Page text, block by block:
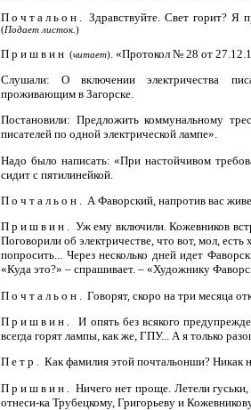
Почтальон. Здравствуйте. Свет горит? Я
(Подает листок.)
Пришвин (читает) . «Протокол № 28 от
Слушали: О включении электричества
проживающим в Загорске.
Постановили: Предложить коммунальному
писателей по одной электрической лампе».
Надо было написать: «При настойчивом
сидит с пятилинейкой.
Почтальон. А Фаворский, напротив вас
Пришвин. Уж ему включили. Кожевников
Поговорили об электричестве, что вот, мол,
попросить... Через несколько дней идет
«Куда это?» – спрашивает. – «Художнику
Почтальон.
Говорят, скоро на три месяца
Пришвин.И опять без всякого
всегда горят лампы, как же, ГПУ... А я только
Петр. Как фамилия этой почтальонши? Никак
Пришвин.
Ничего нет проще. Летели
отнеси-ка Трубецкому, Григорьеву и